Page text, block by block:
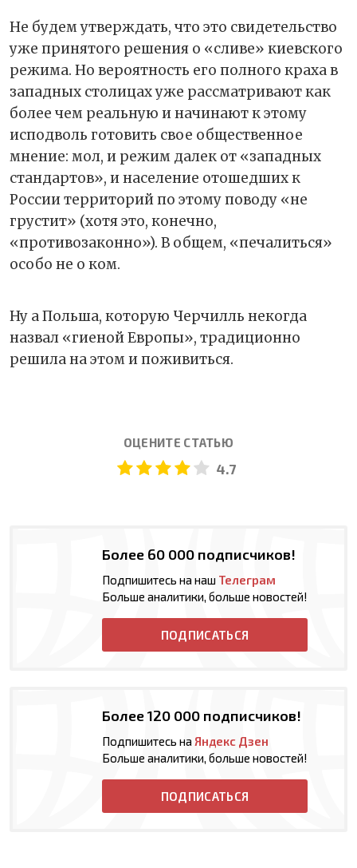
Не будем утверждать, что это свидетельство
уже принятого решения о «сливе» киевского
режима. Но вероятность его полного краха в
западных столицах уже рассматривают как
более чем реальную и начинают к этому
исподволь готовить свое общественное
мнение: мол, и режим далек от «западных
стандартов», и население отошедших к
России территорий по этому поводу «не
грустит» (хотя это, конечно,
«противозаконно»). В общем, «печалиться»
особо не о ком.
Ну а Польша, которую Черчилль некогда
назвал «гиеной Европы», традиционно
решила на этом и поживиться.
ОЦЕНИТЕ СТАТЬЮ
4.7
Более 60 000 подписчиков!
Подпишитесь на наш Телеграм
Больше аналитики, больше новостей!
ПОДПИСАТЬСЯ
Более 120 000 подписчиков!
Подпишитесь на Яндекс Дзен
Больше аналитики, больше новостей!
ПОДПИСАТЬСЯ